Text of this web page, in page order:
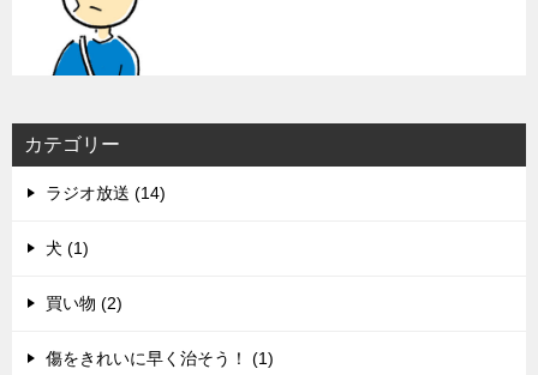
カテゴリー
ラジオ放送 (14)
犬 (1)
買い物 (2)
傷をきれいに早く治そう！ (1)